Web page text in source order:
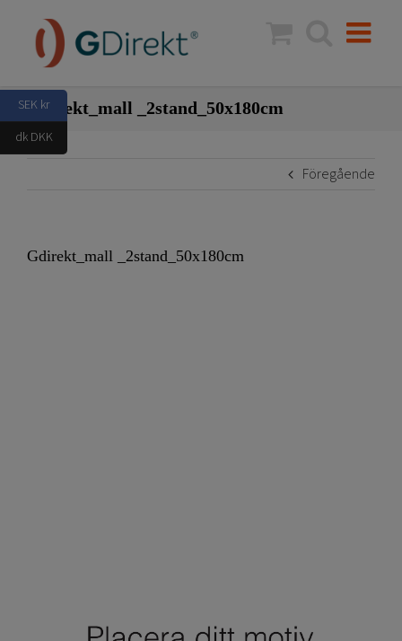
innehållet
Gdirekt_mall _2stand_50x180cm
Föregående
Gdirekt_mall _2stand_50x180cm
SEK kr
dk DKK